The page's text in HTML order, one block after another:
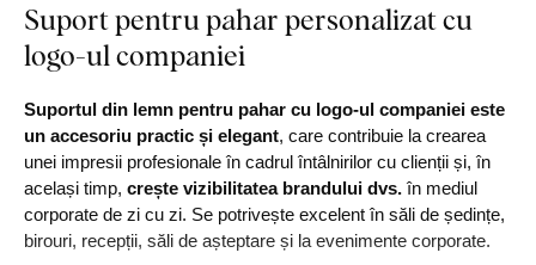
Suport pentru pahar personalizat cu
logo-ul companiei
Suportul din lemn pentru pahar cu logo-ul companiei este
un accesoriu practic și elegant, care contribuie la crearea
unei impresii profesionale în cadrul întâlnirilor cu clienții și, în
același timp, crește vizibilitatea brandului dvs.în mediul
corporate de zi cu zi. Se potrivește excelent în săli de ședințe,
birouri, recepții, săli de așteptare și la evenimente corporate.